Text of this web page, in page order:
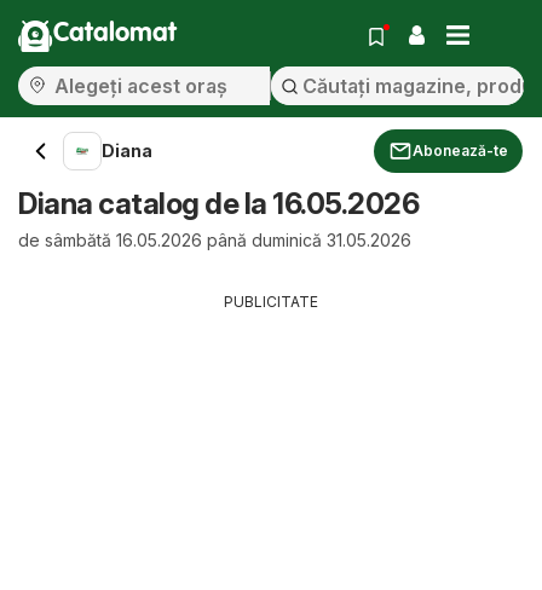
Catalomat
Diana Abonează-te
Diana catalog de la 16.05.2026
de sâmbătă 16.05.2026 până duminică 31.05.2026
PUBLICITATE